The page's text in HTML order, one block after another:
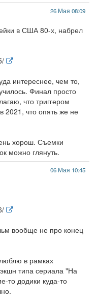
26 Мая 08:09
в США 80-х, набрел
интереснее, чем то,
Финал просто
что триггером
2021, что опять же не
хорош. Съемки
можно глянуть.
06 Мая 10:45
вообще не про конец
в рамках
типа сериала "На
то додики куда-то